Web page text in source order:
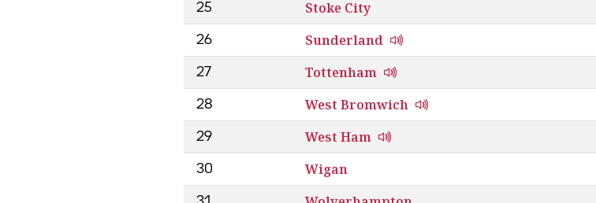
25 Stoke City
26 Sunderland
27 Tottenham
28 West Bromwich
29 West Ham
30 Wigan